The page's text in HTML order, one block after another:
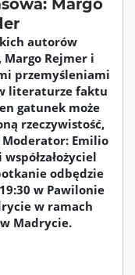
autorów
Rejmer i
przemyśleniami
literaturze faktu
gatunek może
rzeczywistość,
Emilio
odbędzie
w Pawilonie
w ramach
Madrycie.